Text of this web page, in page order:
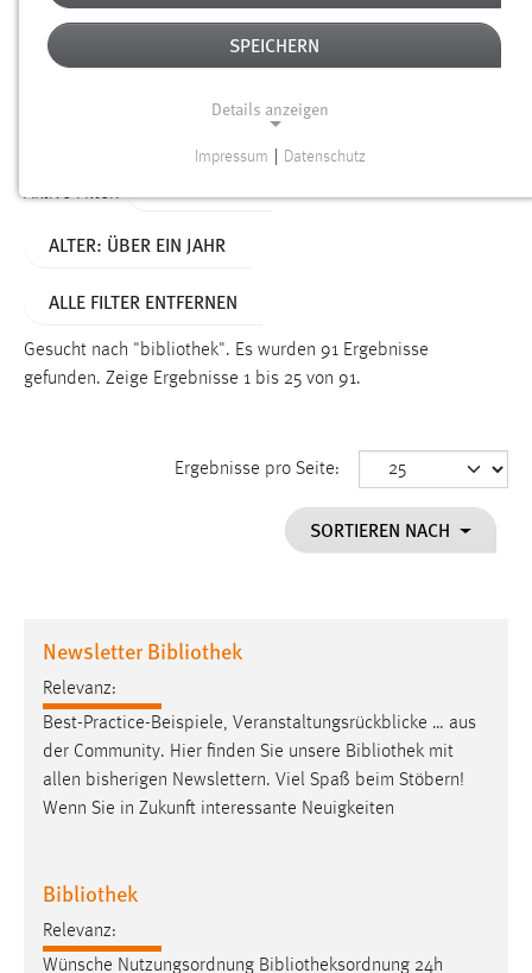
Alter
Aktive Filter:
ALTER: ÜBER EIN JAHR
ALLE FILTER ENTFERNEN
Gesucht nach "bibliothek". Es wurden 91 Ergebnisse
gefunden. Zeige Ergebnisse 1 bis 25 von 91.
Ergebnisse pro Seite:
SORTIEREN NACH
Newsletter Bibliothek
Relevanz:
Best-Practice-Beispiele, Veranstaltungsrückblicke … aus
der Community. Hier finden Sie unsere Bibliothek mit
allen bisherigen Newslettern. Viel Spaß beim Stöbern!
Wenn Sie in Zukunft interessante Neuigkeiten
Bibliothek
Relevanz:
Wünsche Nutzungsordnung Bibliotheksordnung 24h
SPEICHERN
Details anzeigen
Funktionen und sind für die einwandfreie Funktion der
Name:
Dieser Cookie speichert die ausgewählten Einverständnis-
Performance
Name:
staticfilecache
Zweck:
Für performante Seitenauslieferung wird in diesem Cookie
gespeichert, ob man eingeloggt ist.
Name:
site-language-preference
Impressum Datenschutz